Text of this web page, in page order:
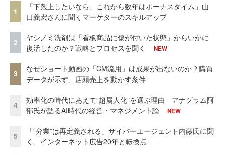
1
「下剋上したいなら、これから数年はボーナスタイム」山
口義宏さんに聞くマーケターのスキルアップ
2
ヤシノミ洗剤は「看板商品に傷が付いた状態」からいかに
復活したのか？戦略とプロセスを聞く
NEW
3
なぜショート動画の「CM流用」は成果が出ないのか？購買
データが示す、店頭売上を動かす条件
4
効率化の時代にあえて“超属人化”を選ぶ理由 アナグラム阿
部氏が語るAI時代の経営・マネジメント論
NEW
5
「“分業”は再定義される」サイバーエージェント内藤氏に聞
く、インターネット広告20年と転換点